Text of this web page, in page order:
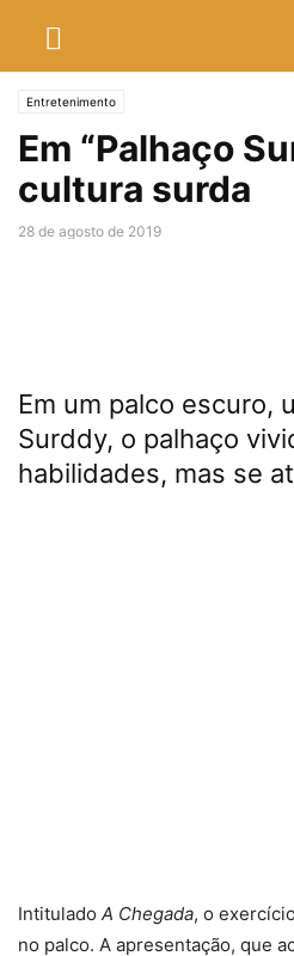
Entretenimento
Em “Palhaço
cultura surda
28 de agosto de 2019
Em um palco escuro,
Surddy, o palhaço
habilidades, mas se
Intitulado A Chegada, o
no palco. A apresentação, que